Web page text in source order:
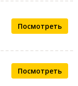
Посмотреть
Посмотреть